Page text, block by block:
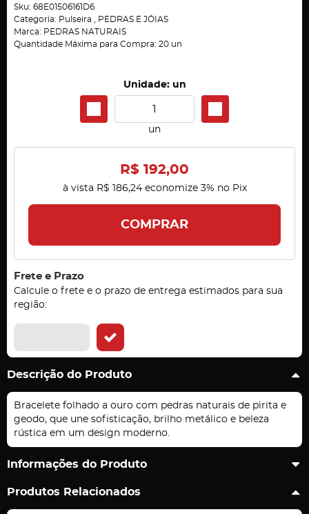
Sku: 68E01506161D6
Categoria: Pulseira
PEDRAS E JÓIAS
Marca: PEDRAS NATURAIS
Quantidade Máxima para Compra: 20 un
Unidade: un
un
R$ 192,00
à vista R$ 186,24economize 3% no Pix
COMPRAR
Frete e Prazo
Calcule o frete e o prazo de entrega estimados para sua
região:
Descrição do Produto
Bracelete folhado a ouro com pedras naturais de pirita e
geodo, que une sofisticação, brilho metálico e beleza
rústica em um design moderno.
Informações do Produto
Produtos Relacionados